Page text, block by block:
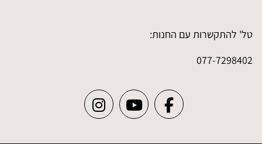
טל' להתקשרות עם החנות:
077-7298402